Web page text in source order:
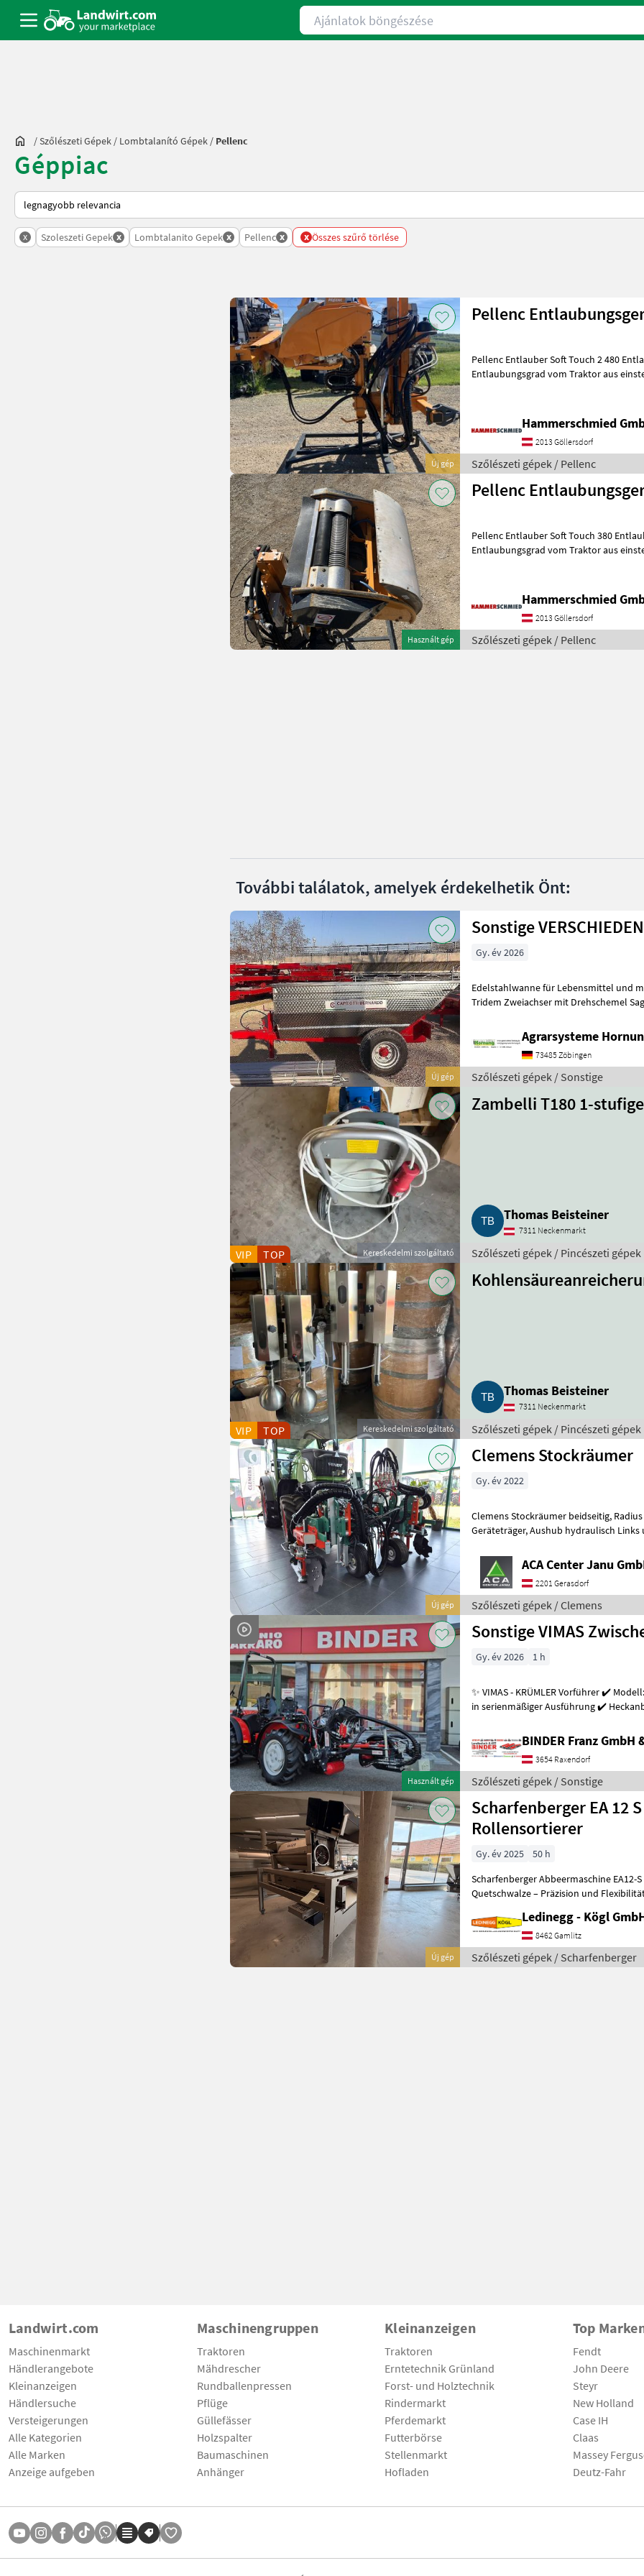
Ajánlatok böngészése
/Szőlészeti Gépek / Lombtalanító Gépek / Pellenc
Géppiac
Így van sorba rendezve a Landwirt.com-on
x Szoleszeti Gepek x Lombtalanito Gepek x Pellenc x x Összes szűrő törlése
Új gép
Pellenc
Pellenc Entlauber Soft Touch 2 480
Entlaubungsgrad vom Traktor aus
Hammerschmied
2013 Göllersdorf
Szőlészeti gépek / Pellenc
Használt gép
Pellenc
Pellenc Entlauber Soft Touch 380
Entlaubungsgrad vom Traktor aus
Hammerschmied
2013 Göllersdorf
Szőlészeti gépek / Pellenc
További találatok, amelyek érdekelhetik Önt:
Új gép
Sonstige
Gy. év 2026
Edelstahlwanne für Lebensmittel und
Tridem Zweiachser mit Drehschemel
Agrarsysteme
73485 Zöbingen
Szőlészeti gépek / Sonstige
Kereskedelmi szolgáltató
VIP TOP
Zambelli T180 1-
Thomas Beisteiner
7311 Neckenmarkt
Szőlészeti gépek / Pincészeti gépek
Kereskedelmi szolgáltató
VIP TOP
Thomas Beisteiner
7311 Neckenmarkt
Szőlészeti gépek / Pincészeti gépek
Új gép
Clemens Stockräumer
Gy. év 2022
Clemens Stockräumer beidseitig, Radius SL+ mit Zinkenkreisel, SB 2
Geräteträger, Aushub hydraulisch Links und Rechts, Arbeitsbreite
ACA Center Janu
2201 Gerasdorf
Szőlészeti gépek / Clemens
Használt gép
Sonstige VIMAS
Gy. év 2026 1 h
✨ VIMAS - KRÜMLER Vorführer ✔️
in serienmäßiger Ausführung ✔️
BINDER Franz GmbH
3654 Raxendorf
Szőlészeti gépek / Sonstige
Új gép
Scharfenberger EA 12
Rollensortierer
Gy. év 2025
50 h
Scharfenberger Abbeermaschine
Quetschwalze – Präzision und
Ledinegg - Kögl
8462 Gamlitz
Szőlészeti gépek / Scharfenberger
Landwirt.com
Maschinenmarkt
Händlerangebote
Kleinanzeigen
Händlersuche
Versteigerungen
Alle Kategorien
Alle Marken
Anzeige aufgeben
Maschinengruppen
Traktoren
Mähdrescher
Rundballenpressen
Pflüge
Güllefässer
Holzspalter
Baumaschinen
Anhänger
Kleinanzeigen
Traktoren
Erntetechnik Grünland
Forst- und Holztechnik
Rindermarkt
Pferdemarkt
Futterbörse
Stellenmarkt
Hofladen
Top
Fendt
John Deere
Steyr
New Holland
Case IH
Claas
Massey
Deutz-Fahr